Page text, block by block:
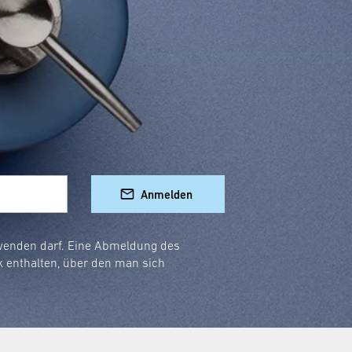
hast:
an Designs:
passt.
Anmelden
darf. Eine Abmeldung des
enthalten, über den man sich